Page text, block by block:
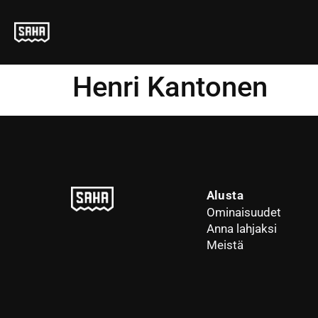
Henri Kantonen
Alusta
Ominaisuudet
Anna lahjaksi
Meistä